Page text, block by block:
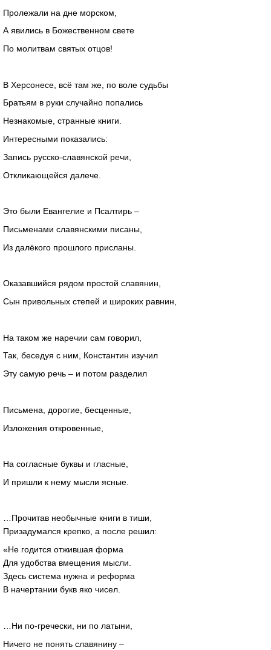
Пролежали на дне морском,
А явились в Божественном свете
По молитвам святых отцов!
В Херсонесе, всё там же, по воле судьбы
Братьям в руки случайно попались
Незнакомые, странные книги.
Интересными показались:
Запись русско-славянской речи,
Откликающейся далече.
Это были Евангелие и Псалтирь –
Письменами славянскими писаны,
Из далёкого прошлого присланы.
Оказавшийся рядом простой славянин,
Сын привольных степей и широких равнин,
На таком же наречии сам говорил,
Так, беседуя с ним, Константин изучил
Эту самую речь – и потом разделил
Письмена, дорогие, бесценные,
Изложения откровенные,
На согласные буквы и гласные,
И пришли к нему мысли ясные.
…Прочитав необычные книги в тиши,
Призадумался крепко, а после решил:
«Не годится отжившая форма
Для удобства вмещения мысли.
Здесь система нужна и реформа
В начертании букв яко чисел.
…Ни по-гречески, ни по латыни,
Ничего не понять славянину –